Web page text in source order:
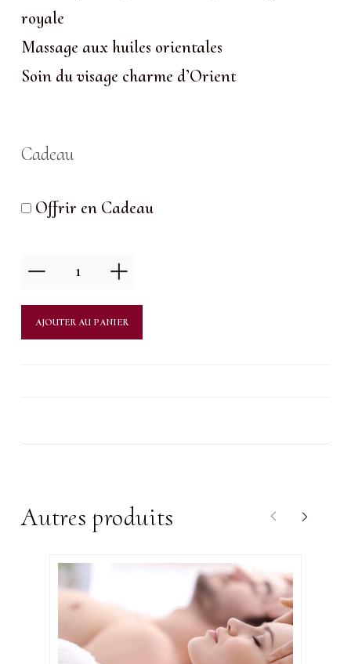
royale
Massage aux huiles orientales
Soin du visage charme d’Orient
Cadeau
Offrir en Cadeau
quantité
Instant
AJOUTER AU PANIER
Autres produits